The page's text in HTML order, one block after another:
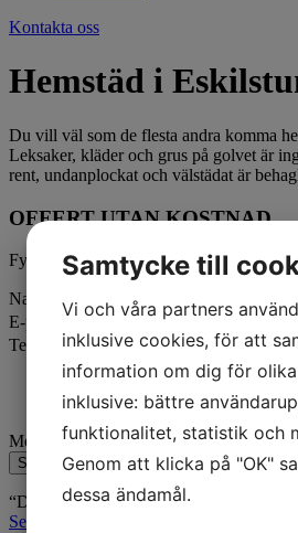
Kontakta oss
Hemstäd i
Du vill väl som de flesta andra komma
Leksaker, kläder och grus på golvet är
rent, undanplockat och välstädat är
OFFERT UTAN KOSTNAD
Fyll dina kontaktuppgifter, så
Namn
E-post
Telefonnummer
Meddelande
Skicka
“Den här webbplatsen är skyddad av
Sekretesspolicy
Samtycke till
Vi och våra partners
inklusive cookies, för att
information om dig för olika
inklusive: bättre
funktionalitet, statistik och
Genom att klicka på "OK"
dessa ändamål.